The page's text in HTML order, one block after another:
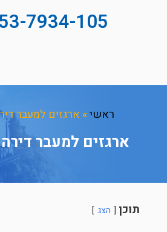
7934-105
ראשי» ארגזים למעבר
ארגזים למעבר
תוכן הצג